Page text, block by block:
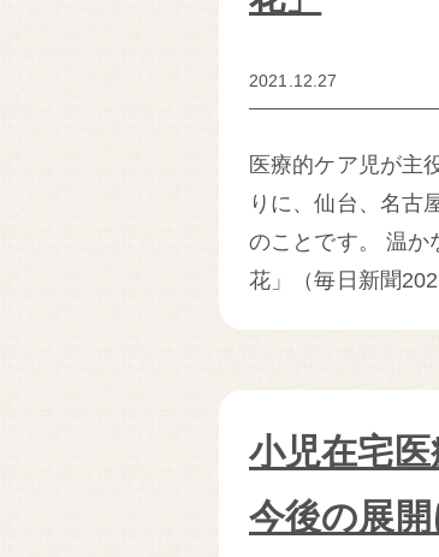
2021.12.27
医療的ケア児が主
りに、仙台、名古
のことです。 温
花」（毎日新聞
小児在宅
今後の展